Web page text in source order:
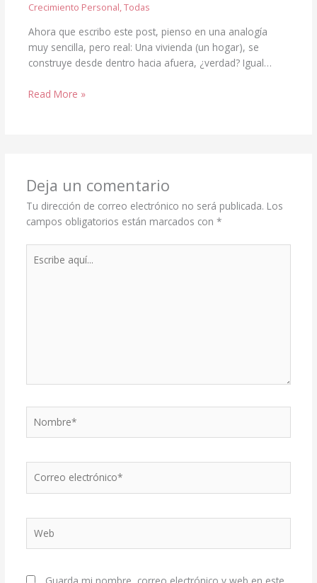
Crecimiento Personal,Todas
Ahora que escribo este post, pienso en una analogía
muy sencilla, pero real: Una vivienda (un hogar), se
construye desde dentro hacia afuera, ¿verdad? Igual…
Read More »
Deja un comentario
Tu dirección de correo electrónico no será publicada. Los
campos obligatorios están marcados con *
aquí...
electrónico*